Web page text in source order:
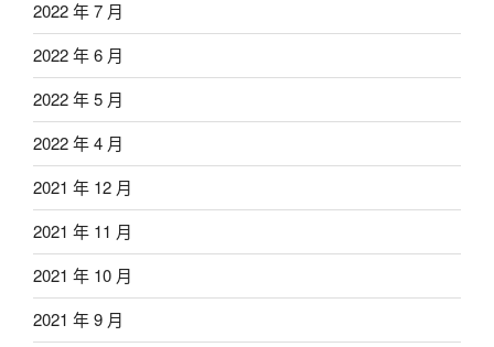
2022 年 7 月
2022 年 6 月
2022 年 5 月
2022 年 4 月
2021 年 12 月
2021 年 11 月
2021 年 10 月
2021 年 9 月